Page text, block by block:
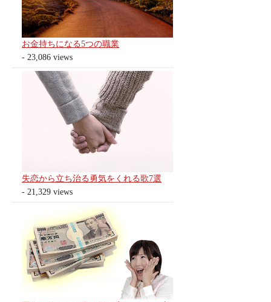
お金持ちになる5つの職業
- 23,086 views
失恋から立ち治る勇気をくれる歌7選
- 21,329 views